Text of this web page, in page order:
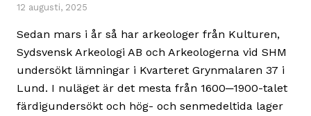
12 augusti, 2025
Sedan mars i år så har arkeologer från Kulturen,
Sydsvensk Arkeologi AB och Arkeologerna vid SHM
undersökt lämningar i Kvarteret Grynmalaren 37 i
Lund. I nuläget är det mesta från 1600─1900-talet
färdigundersökt och hög- och senmedeltida lager